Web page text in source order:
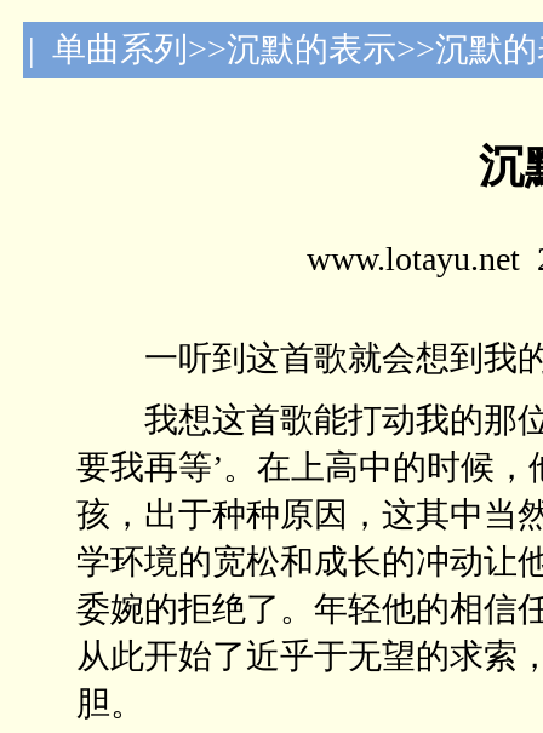
| 单曲系列>>沉默的表示>>沉默
沉
www.lotayu.net
一听到这首歌就会想到我
我想这首歌能打动我的那位
要我再等’。在上高中的时候
孩，出于种种原因，这其中当
学环境的宽松和成长的冲动让
委婉的拒绝了。年轻他的相信
从此开始了近乎于无望的求索
胆。